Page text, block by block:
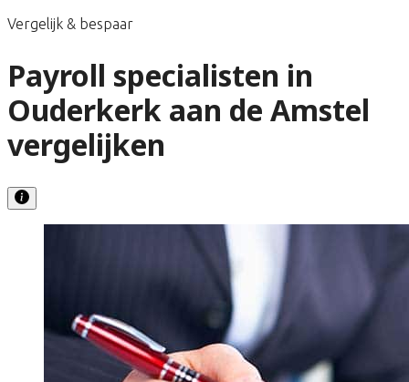
Vergelijk & bespaar
Payroll specialisten in
Ouderkerk aan de Amstel
vergelijken